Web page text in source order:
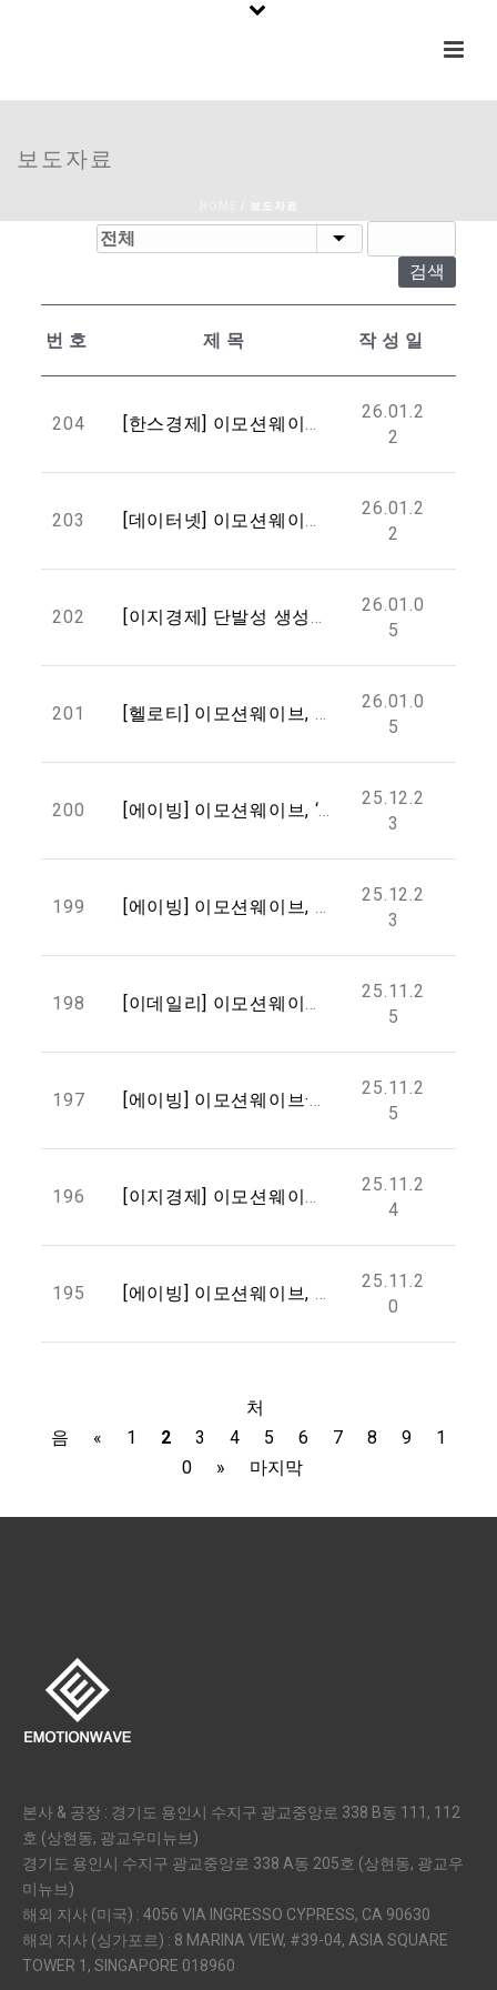
보도자료
/ 보도자료
검색
번호 제목 작성일
204 [한스경제] 이모션웨이브, 악기 제조사 위한 SW 중심 피지컬 AI 전략 공개
26.01.2
2
203 [데이터넷] 이모션웨이브, 악기 제조사용 ‘소프트웨어 중심 피지컬 AI’ 전략 공개
26.01.2
2
202 [이지경제] 단발성 생성은 끝났다…이모션웨이브가 제시한 ‘창작 AI’의 진화
26.01.0
5
201 [헬로티] 이모션웨이브, CES 2026서 MUVIS·SERO AI로 북미 공략 나선다
26.01.0
5
200 [에이빙] 이모션웨이브, ‘2025 글로벌 디자인 잇 어워드’서 브론즈 프라이즈 수상
25.12.2
3
199 [에이빙] 이모션웨이브, AI 기반 공교육 실증 성과 바탕 글로벌 교육시장 진출 추진
25.12.2
3
198 [이데일리] 이모션웨이브·MUTA, UAE서 1500만달러 규모 글로벌 웹3·AI 협력 제휴
25.11.2
5
197 [에이빙] 이모션웨이브·MUTA PTE, UAE서 Web3·AI·메타버스 글로벌 협력 MOU 체결... “1500만 달러 규모 공동 프로젝트 추진”
25.11.2
5
196 [이지경제] 이모션웨이브, 피에이치이엔엠과 두바이서 글로벌 AI 미디어 협력 ‘맞손’
25.11.2
4
195 [에이빙] 이모션웨이브, AI 에이전틱 솔루션 기반 'SERO AI'·'MUVIS' 공개... “미디어 엔터테인먼트 생산성 혁신 가속화”
25.11.2
0
처
음
« 1 2 3 4 5 6 7 8 9
1
0
» 마지막
본사 & 공장 : 경기도 용인시 수지구 광교중앙로 338 B동 111, 112
호 (상현동, 광교우미뉴브)
경기도 용인시 수지구 광교중앙로 338 A동 205호 (상현동, 광교우
미뉴브)
해외 지사 (미국) : 4056 VIA INGRESSO CYPRESS, CA 90630
해외 지사 (싱가포르) : 8 MARINA VIEW, #39-04, ASIA SQUARE
TOWER 1, SINGAPORE 018960